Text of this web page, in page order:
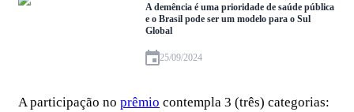
A demência é uma prioridade de saúde pública
e o Brasil pode ser um modelo para o Sul
Global
25/09/2024
A participação no prêmio contempla 3 (três) categorias: